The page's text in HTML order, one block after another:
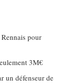
pour
3M€
un défenseur de